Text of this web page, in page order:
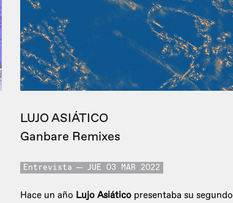
LUJO ASIÁTICO
Ganbare Remixes
Entrevista JUE 03 MAR 2022
Hace un año Lujo Asiático presentaba su segundo